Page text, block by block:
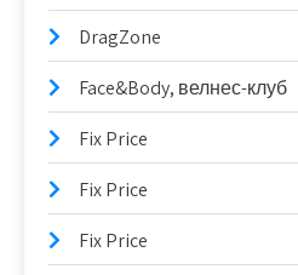
DragZone
Face&Body, велнес-клуб
Fix Price
Fix Price
Fix Price